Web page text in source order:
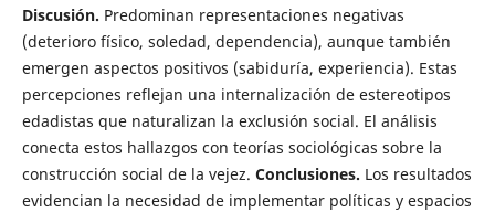
Discusión. Predominan representaciones negativas
(deterioro físico, soledad, dependencia), aunque también
emergen aspectos positivos (sabiduría, experiencia). Estas
percepciones reflejan una internalización de estereotipos
edadistas que naturalizan la exclusión social. El análisis
conecta estos hallazgos con teorías sociológicas sobre la
construcción social de la vejez. Conclusiones. Los resultados
evidencian la necesidad de implementar políticas y espacios